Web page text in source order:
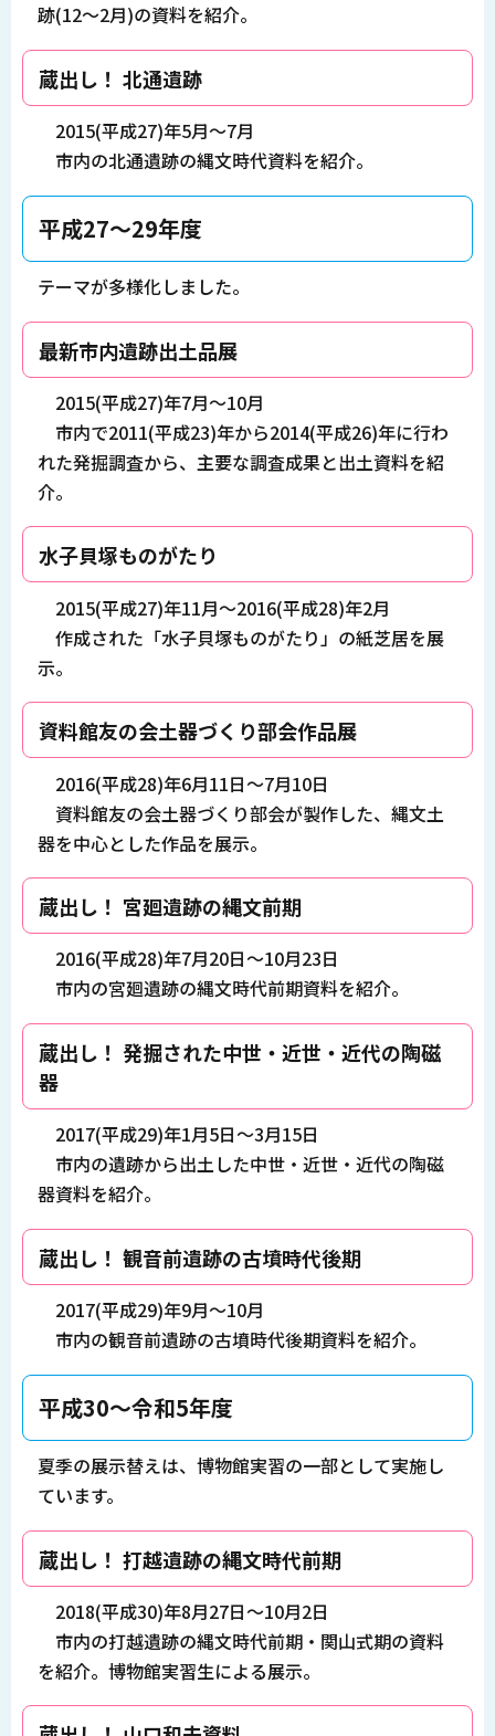
跡(12～2月)の資料を紹介。
蔵出し！ 北通遺跡
2015(平成27)年5月～7月
市内の北通遺跡の縄文時代資料を紹介。
平成27～29年度
テーマが多様化しました。
最新市内遺跡出土品展
2015(平成27)年7月～10月
市内で2011(平成23)年から2014(平成26)年に行わ
れた発掘調査から、主要な調査成果と出土資料を紹
介。
水子貝塚ものがたり
2015(平成27)年11月～2016(平成28)年2月
作成された「水子貝塚ものがたり」の紙芝居を展
示。
資料館友の会土器づくり部会作品展
2016(平成28)年6月11日～7月10日
資料館友の会土器づくり部会が製作した、縄文土
器を中心とした作品を展示。
蔵出し！ 宮廻遺跡の縄文前期
2016(平成28)年7月20日～10月23日
市内の宮廻遺跡の縄文時代前期資料を紹介。
蔵出し！ 発掘された中世・近世・近代の陶磁
器
2017(平成29)年1月5日～3月15日
市内の遺跡から出土した中世・近世・近代の陶磁
器資料を紹介。
蔵出し！ 観音前遺跡の古墳時代後期
2017(平成29)年9月～10月
市内の観音前遺跡の古墳時代後期資料を紹介。
平成30～令和5年度
夏季の展示替えは、博物館実習の一部として実施し
ています。
蔵出し！ 打越遺跡の縄文時代前期
2018(平成30)年8月27日～10月2日
市内の打越遺跡の縄文時代前期・関山式期の資料
を紹介。博物館実習生による展示。